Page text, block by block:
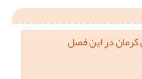
کرمان در این فصل